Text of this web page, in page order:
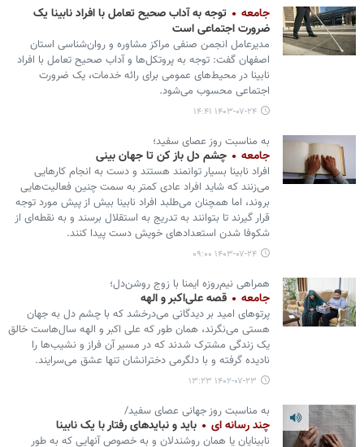
جامعه
توجه به آداب صحیح تعامل با افراد نابینا یک
ضرورت اجتماعی است
مدیرعامل انجمن صنفی مراکز مشاوره و روان‌شناسی استان
اصفهان گفت: توجه به پروتکل‌ها و آداب صحیح تعامل با افراد
نابینا در محیط‌های عمومی برای رائه خدمات، یک ضرورت
اجتماعی محسوب می‌شود.
۱۴۰۳-۰۷-۲۴ ۱۴:۴۱
به مناسبت روز عصای سفید؛
جامعه چشم دل باز کن تا جهان بینی
افراد نابینا بسیار توانمند هستند و دست به انجام کارهایی
می‌زنند که شاید افراد عادی کمتر به سمت چنین فعالیت‌هایی
بروند، اما همچنان می‌طلبد افراد نابینا بیش از پیش مورد توجه
قرار گیرند تا بتوانند به تدریج به استقلال برسند و به نقطه‌ای از
شکوفا شدن استعدادهای خویش دست پیدا کنند.
۱۴۰۳-۰۷-۲۴ ۰۹:۰۰
همراهی نیم‌روزه ایمنا با زوج روشن‌دل؛
جامعه قصه علی‌اکبر و الهه
پرتوهای امید بر دیدگانی می‌درخشد که با چشم دل به جهان
هستی می‌نگرند، همان طور که علی اکبر و الهه سال‌هاست خالق
یک زندگی مشترک شدند که در مسیر آن فراز و نشیب‌ها را
نادیده گرفته و با دلگرمی دخترانشان تنها عشق می‌سرایند.
۱۴۰۲-۰۷-۲۳ ۱۳:۲۳
به مناسبت روز جهانی عصای سفید/
چند رسانه ای باید و نبایدهای رفتار با یک نابینا
نابینایان یا همان روشندلان و به خصوص آنهایی که به طور